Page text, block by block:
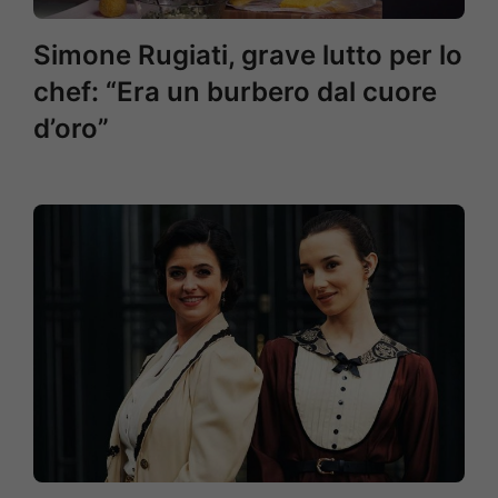
Simone Rugiati, grave lutto per lo
chef: “Era un burbero dal cuore
d’oro”